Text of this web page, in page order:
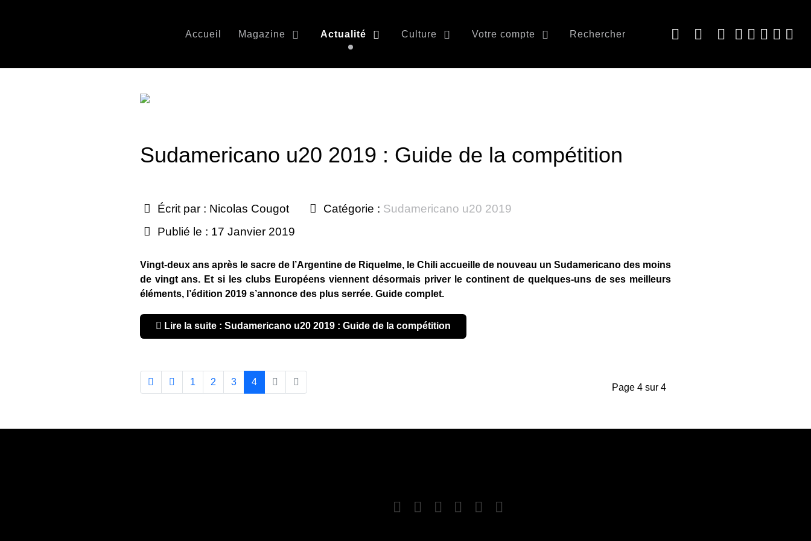
Accueil Magazine Actualité Culture Votre compte Rechercher
Sudamericano u20 2019 : Guide de la compétition
Écrit par : Nicolas Cougot Catégorie : Sudamericano u20 2019
Publié le : 17 Janvier 2019
Vingt-deux ans après le sacre de l’Argentine de Riquelme, le Chili accueille de nouveau un Sudamericano des moins
de vingt ans. Et si les clubs Européens viennent désormais priver le continent de quelques-uns de ses meilleurs
éléments, l’édition 2019 s’annonce des plus serrée. Guide complet.
Lire la suite : Sudamericano u20 2019 : Guide de la compétition
Page 4 sur 4
1 2 3 4